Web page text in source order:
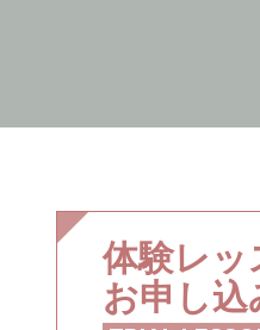
体験レッ
お申し込